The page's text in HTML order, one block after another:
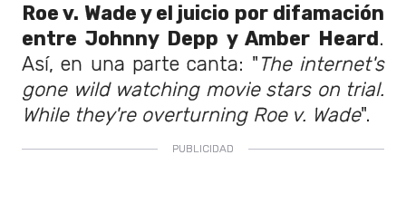
Roe v. Wade y el juicio por difamación
entre Johnny Depp y Amber Heard.
Así, en una parte canta: " The internet's
gone wild watching movie stars on trial.
While they're overturning Roe v. Wade".